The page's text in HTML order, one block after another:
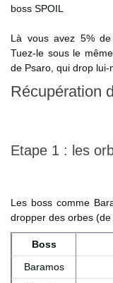
boss SPOIL
Là vous avez 5%
Tuez-le sous le
de Psaro, qui drop lui-
Récupération
Etape 1 : les
Les boss comme
dropper des orbes
Boss
Baramos